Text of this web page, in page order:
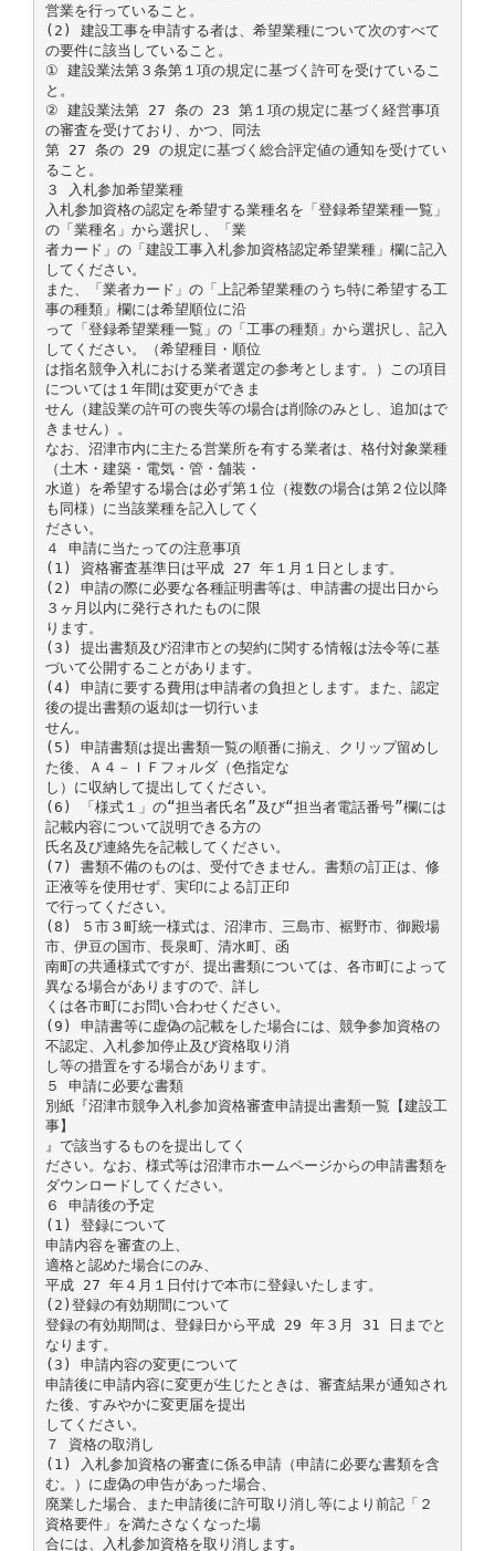
営業を行っていること。
(2) 建設工事を申請する者は、希望業種について次のすべて
の要件に該当していること。
① 建設業法第３条第１項の規定に基づく許可を受けているこ
と。
② 建設業法第 27 条の 23 第１項の規定に基づく経営事項
の審査を受けており、かつ、同法
第 27 条の 29 の規定に基づく総合評定値の通知を受けてい
ること。
３ 入札参加希望業種
入札参加資格の認定を希望する業種名を「登録希望業種一覧」
の「業種名」から選択し、「業
者カード」の「建設工事入札参加資格認定希望業種」欄に記入
してください。
また、「業者カード」の「上記希望業種のうち特に希望する工
事の種類」欄には希望順位に沿
って「登録希望業種一覧」の「工事の種類」から選択し、記入
してください。（希望種目・順位
は指名競争入札における業者選定の参考とします。）この項目
については１年間は変更ができま
せん（建設業の許可の喪失等の場合は削除のみとし、追加はで
きません）。
なお、沼津市内に主たる営業所を有する業者は、格付対象業種
（土木・建築・電気・管・舗装・
水道）を希望する場合は必ず第１位（複数の場合は第２位以降
も同様）に当該業種を記入してく
ださい。
４ 申請に当たっての注意事項
(1) 資格審査基準日は平成 27 年１月１日とします。
(2) 申請の際に必要な各種証明書等は、申請書の提出日から
３ヶ月以内に発行されたものに限
ります。
(3) 提出書類及び沼津市との契約に関する情報は法令等に基
づいて公開することがあります。
(4) 申請に要する費用は申請者の負担とします。また、認定
後の提出書類の返却は一切行いま
せん。
(5) 申請書類は提出書類一覧の順番に揃え、クリップ留めし
た後、Ａ４－ＩＦフォルダ（色指定な
し）に収納して提出してください。
(6) 「様式１」の“担当者氏名”及び“担当者電話番号”欄には
記載内容について説明できる方の
氏名及び連絡先を記載してください。
(7) 書類不備のものは、受付できません。書類の訂正は、修
正液等を使用せず、実印による訂正印
で行ってください。
(8) ５市３町統一様式は、沼津市、三島市、裾野市、御殿場
市、伊豆の国市、長泉町、清水町、函
南町の共通様式ですが、提出書類については、各市町によって
異なる場合がありますので、詳し
くは各市町にお問い合わせください。
(9) 申請書等に虚偽の記載をした場合には、競争参加資格の
不認定、入札参加停止及び資格取り消
し等の措置をする場合があります。
５ 申請に必要な書類
別紙『沼津市競争入札参加資格審査申請提出書類一覧【建設工
事】
』で該当するものを提出してく
ださい。なお、様式等は沼津市ホームページからの申請書類を
ダウンロードしてください。
６ 申請後の予定
(1) 登録について
申請内容を審査の上、
適格と認めた場合にのみ、
平成 27 年４月１日付けで本市に登録いたします。
(2)登録の有効期間について
登録の有効期間は、登録日から平成 29 年３月 31 日までと
なります。
(3) 申請内容の変更について
申請後に申請内容に変更が生じたときは、審査結果が通知され
た後、すみやかに変更届を提出
してください。
７ 資格の取消し
(1) 入札参加資格の審査に係る申請（申請に必要な書類を含
む。）に虚偽の申告があった場合、
廃業した場合、また申請後に許可取り消し等により前記「２
資格要件」を満たさなくなった場
合には、入札参加資格を取り消します｡